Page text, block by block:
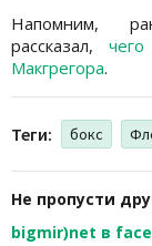
Напомним,
рассказал,
Макгрегора.
Теги: бокс
Не пропусти
bigmir)net в